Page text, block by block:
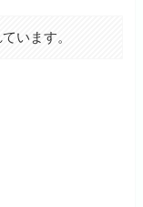
います。